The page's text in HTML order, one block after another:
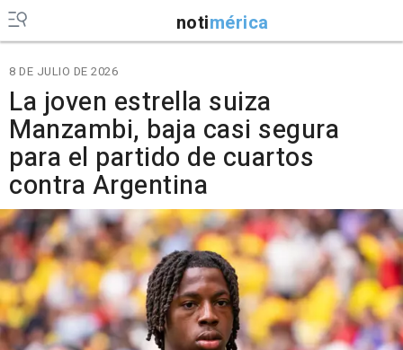
notimérica
8 DE JULIO DE 2026
La joven estrella suiza
Manzambi, baja casi segura
para el partido de cuartos
contra Argentina